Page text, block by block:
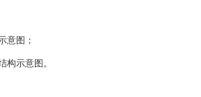
意图；
构示意图。